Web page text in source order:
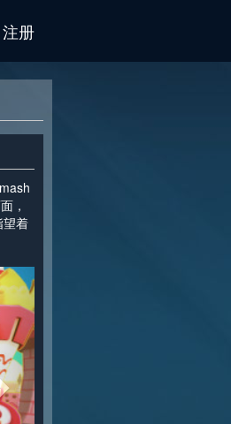
注册
，
望着
>